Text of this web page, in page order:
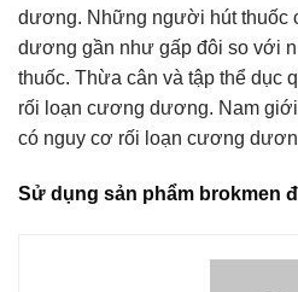
dương. Những người hút thuốc
dương gần như gấp đôi so với
thuốc. Thừa cân và tập thể dục
rối loạn cương dương. Nam
có nguy cơ rối loạn cương
Sử dụng sản phẩm brokmen